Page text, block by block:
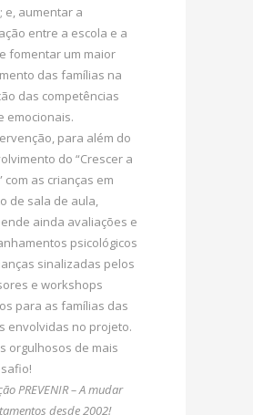
e, aumentar a
entre a escola e a
fomentar um maior
das famílias na
das competências
emocionais.
para além do
do “Crescer a
com as crianças em
de sala de aula,
ainda avaliações e
psicológicos
sinalizadas pelos
e workshops
para as famílias das
envolvidas no projeto.
orgulhosos de mais
PREVENIR – A mudar
desde 2002!